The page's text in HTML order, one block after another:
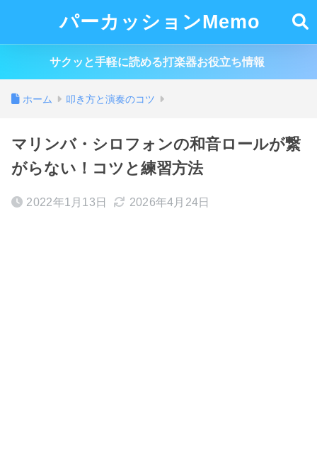
パーカッションMemo
サクッと手軽に読める打楽器お役立ち情報
ホーム 叩き方と演奏のコツ
マリンバ・シロフォンの和音ロールが繋
がらない！コツと練習方法
2022年1月13日 2026年4月24日